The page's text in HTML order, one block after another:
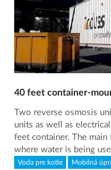
40 feet container-
Two reverse osmosis
units as well as
feet container. The
where water is being
Voda pre kotle Mobilná